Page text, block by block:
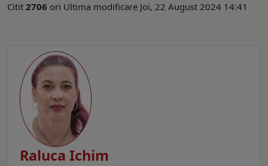
Citit 2706 ori Ultima modificare Joi, 22 August 2024 14:41
Raluca Ichim